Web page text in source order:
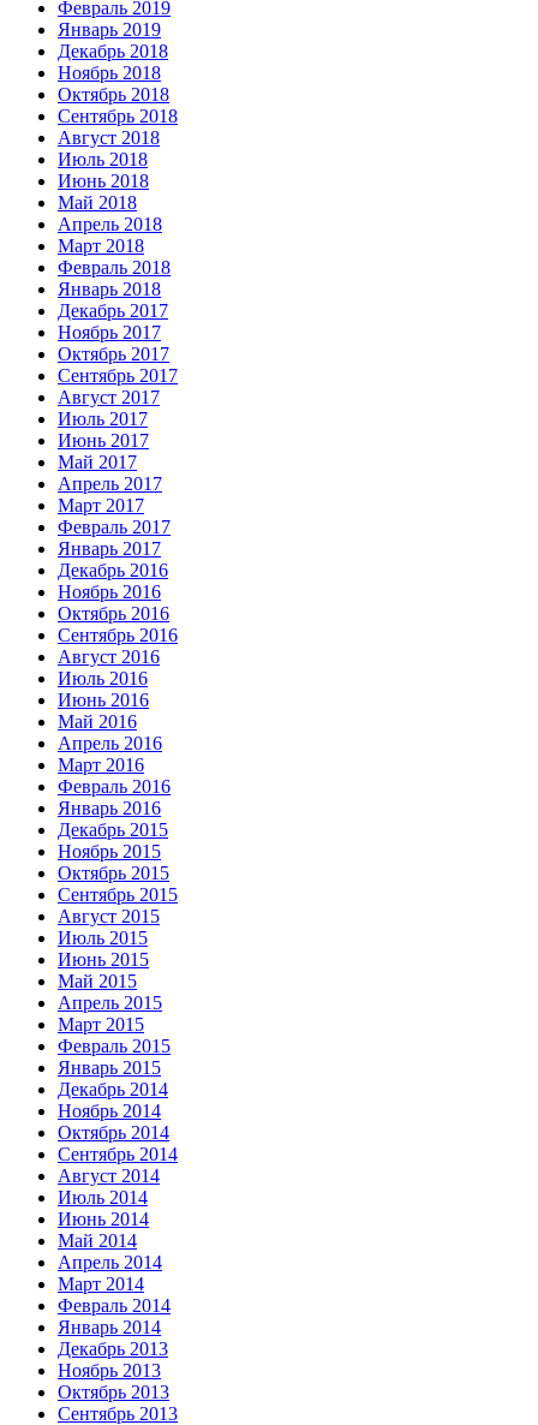
Февраль 2019
Январь 2019
Декабрь 2018
Ноябрь 2018
Октябрь 2018
Сентябрь 2018
Август 2018
Июль 2018
Июнь 2018
Май 2018
Апрель 2018
Март 2018
Февраль 2018
Январь 2018
Декабрь 2017
Ноябрь 2017
Октябрь 2017
Сентябрь 2017
Август 2017
Июль 2017
Июнь 2017
Май 2017
Апрель 2017
Март 2017
Февраль 2017
Январь 2017
Декабрь 2016
Ноябрь 2016
Октябрь 2016
Сентябрь 2016
Август 2016
Июль 2016
Июнь 2016
Май 2016
Апрель 2016
Март 2016
Февраль 2016
Январь 2016
Декабрь 2015
Ноябрь 2015
Октябрь 2015
Сентябрь 2015
Август 2015
Июль 2015
Июнь 2015
Май 2015
Апрель 2015
Март 2015
Февраль 2015
Январь 2015
Декабрь 2014
Ноябрь 2014
Октябрь 2014
Сентябрь 2014
Август 2014
Июль 2014
Июнь 2014
Май 2014
Апрель 2014
Март 2014
Февраль 2014
Январь 2014
Декабрь 2013
Ноябрь 2013
Октябрь 2013
Сентябрь 2013